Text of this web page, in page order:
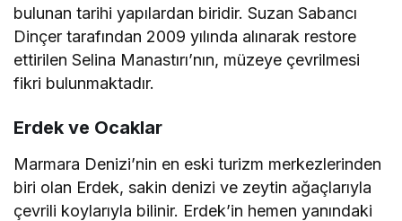
bulunan tarihi yapılardan biridir. Suzan Sabancı
Dinçer tarafından 2009 yılında alınarak restore
ettirilen Selina Manastırı’nın, müzeye çevrilmesi
fikri bulunmaktadır.
Erdek ve Ocaklar
Marmara Denizi’nin en eski turizm merkezlerinden
biri olan Erdek, sakin denizi ve zeytin ağaçlarıyla
çevrili koylarıyla bilinir. Erdek’in hemen yanındaki